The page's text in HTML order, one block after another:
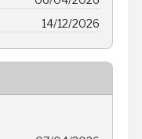
14/12/2026